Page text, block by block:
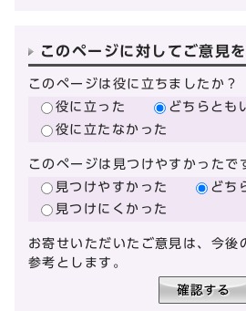
このページに対してご意見
このページは役に立ちましたか？
役に立った
どちらとも
役に立たなかった
このページは見つけやすかったで
見つけやすかった
どち
見つけにくかった
お寄せいただいたご意見は、今後
参考とします。